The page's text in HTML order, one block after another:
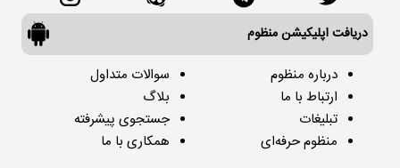
دریافت اپلیکیشن منظوم
درباره منظوم
ارتباط با ما
تبلیغات
منظوم حرفه‌ای
سوالات متداول
بلاگ
جستجوی پیشرفته
همکاری با ما